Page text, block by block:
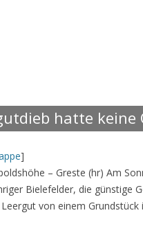
hatte keine
]
– Greste (hr) Am
Bielefelder, die günstige
von einem